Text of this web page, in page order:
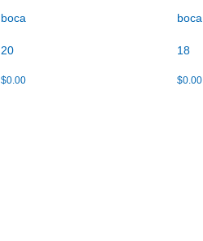
boca
20
$0.00
boca
18
$0.00